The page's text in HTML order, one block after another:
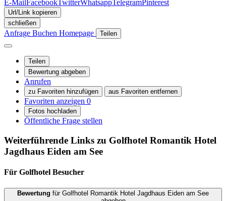
E-MailFacebookTwitterWhatsappTelegramPinterest
Url/Link kopieren
schließen
Anfrage Buchen Homepage Teilen
Teilen
Bewertung abgeben
Anrufen
zu Favoriten hinzufügen aus Favoriten entfernen
Favoriten anzeigen 0
Fotos hochladen
Öffentliche Frage stellen
Weiterführende Links zu Golfhotel Romantik Hotel
Jagdhaus Eiden am See
Für Golfhotel Besucher
Bewertung für Golfhotel Romantik Hotel Jagdhaus Eiden am See